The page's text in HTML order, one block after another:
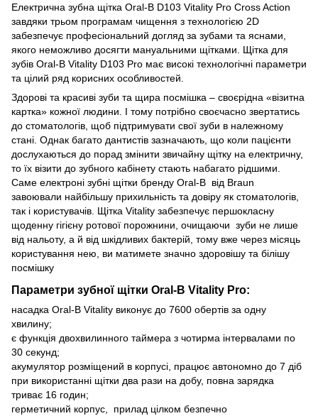
Електрична зубна щітка Oral-B D103 Vitality Pro Cross Action
завдяки трьом програмам чищення з технологією 2D
забезпечує професіональний догляд за зубами та яснами,
якого неможливо досягти мануальними щітками. Щітка для
зубів Oral-B Vitality D103 Pro має високі технологічні параметри
та цілий ряд корисних особливостей.
Здорові та красиві зуби та щира посмішка – своєрідна «візитна
картка» кожної людини. І тому потрібно своєчасно звертатись
до стоматологів, щоб підтримувати свої зуби в належному
стані. Однак багато дантистів зазначають, що коли пацієнти
дослухаються до порад змінити звичайну щітку на електричну,
то їх візити до зубного кабінету стають набагато рідшими.
Саме електроні зубні щітки бренду Oral-B від Braun
завоювали найбільшу прихильність та довіру як стоматологів,
так і користувачів. Щітка Vitality забезпечує першокласну
щоденну гігієну ротової порожнини, очищаючи зуби не лише
від нальоту, а й від шкідливих бактерій, тому вже через місяць
користування нею, ви матимете значно здоровішу та білішу
посмішку
Параметри зубної щітки Oral-B Vitality Pro:
насадка Oral-B Vitality виконує до 7600 обертів за одну
хвилину;
є функція двохвилинного таймера з чотирма інтервалами по
30 секунд;
акумулятор розміщений в корпусі, працює автономно до 7 діб
при використанні щітки два рази на добу, повна зарядка
триває 16 годин;
герметичний корпус, прилад цілком безпечно